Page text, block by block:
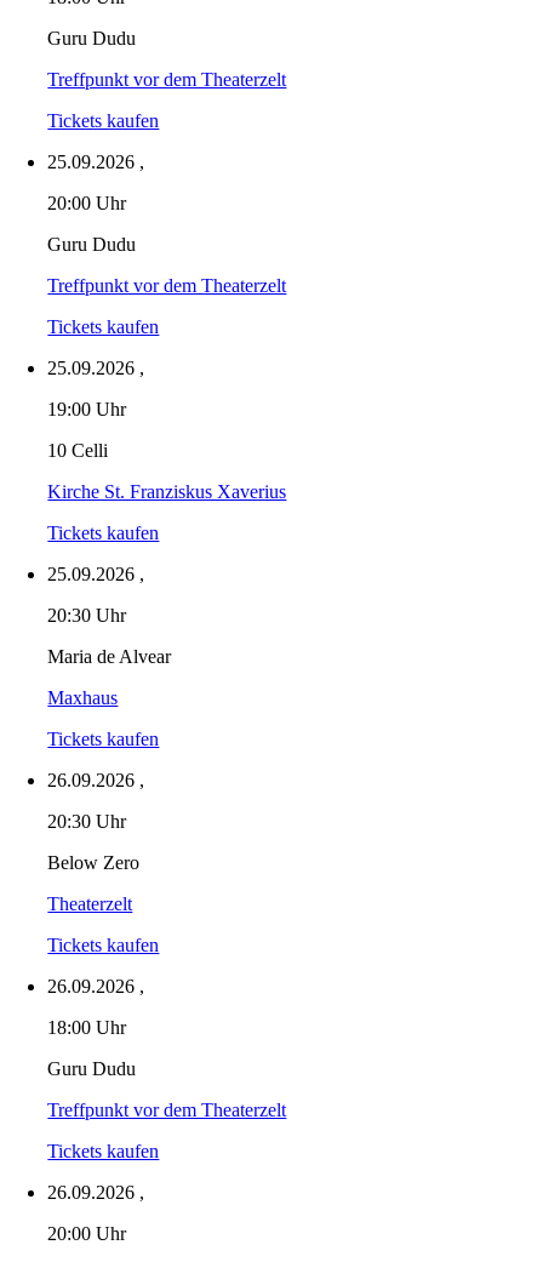
Guru Dudu
Treffpunkt vor dem Theaterzelt
Tickets kaufen
25.09.2026 ,
20:00 Uhr
Guru Dudu
Treffpunkt vor dem Theaterzelt
Tickets kaufen
25.09.2026 ,
19:00 Uhr
10 Celli
Kirche St. Franziskus Xaverius
Tickets kaufen
25.09.2026 ,
20:30 Uhr
Maria de Alvear
Maxhaus
Tickets kaufen
26.09.2026 ,
20:30 Uhr
Below Zero
Theaterzelt
Tickets kaufen
26.09.2026 ,
18:00 Uhr
Guru Dudu
Treffpunkt vor dem Theaterzelt
Tickets kaufen
26.09.2026 ,
20:00 Uhr